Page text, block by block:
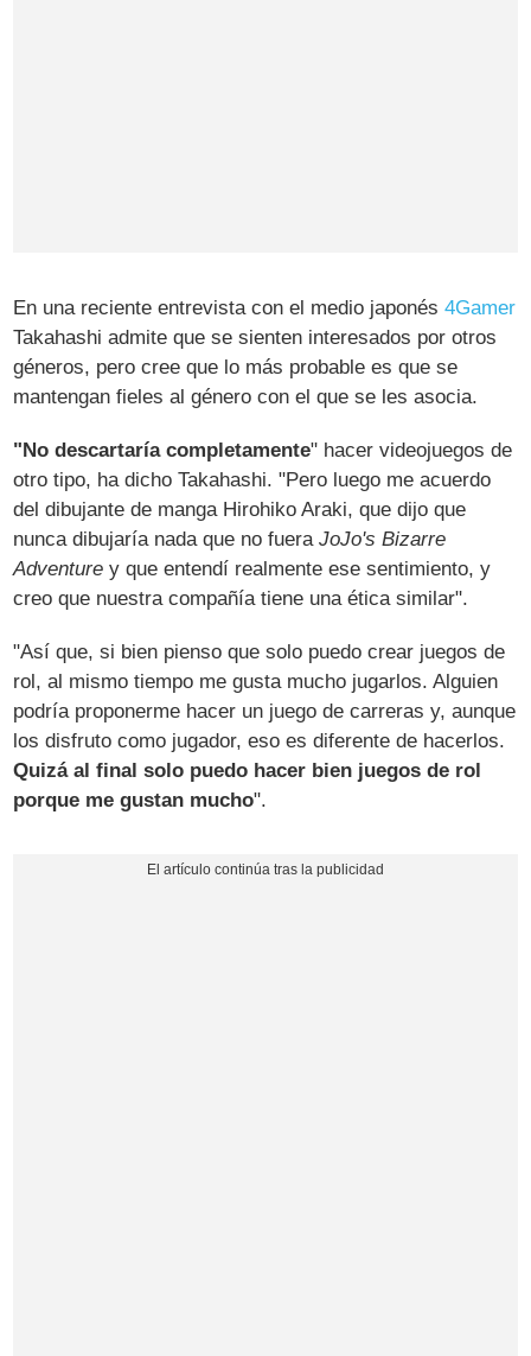
En una reciente entrevista con el medio japonés4Gamer
Takahashi admite que se sienten interesados por otros
géneros, pero cree que lo más probable es que se
mantengan fieles al género con el que se les asocia.
"No descartaría completamente" hacer videojuegos de
otro tipo, ha dicho Takahashi. "Pero luego me acuerdo
del dibujante de manga Hirohiko Araki, que dijo que
nunca dibujaría nada que no fueraJoJo's Bizarre
Adventure y que entendí realmente ese sentimiento, y
creo que nuestra compañía tiene una ética similar".
"Así que, si bien pienso que solo puedo crear juegos de
rol, al mismo tiempo me gusta mucho jugarlos. Alguien
podría proponerme hacer un juego de carreras y, aunque
los disfruto como jugador, eso es diferente de hacerlos.
Quizá al final solo puedo hacer bien juegos de rol
porque me gustan mucho".